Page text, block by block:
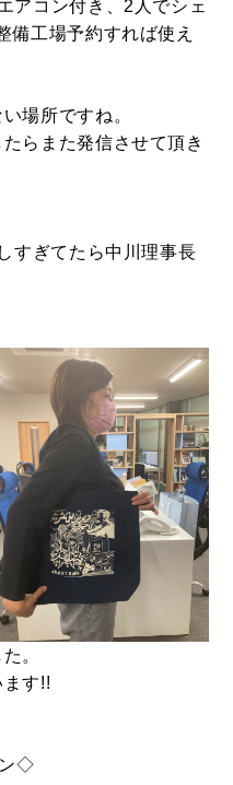
らお問い合わせ
合わせ
付時間 / 10:00~18:00
アコン付き、2人でシェ
備工場予約すれば使え
場所ですね。
らまた発信させて頂き
すぎてたら中川理事長
。
す!!
ン◇